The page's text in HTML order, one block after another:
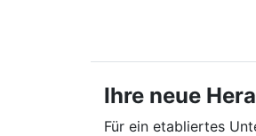
Ihre neue
Für ein etabliertes